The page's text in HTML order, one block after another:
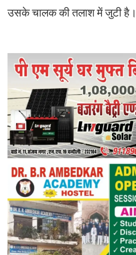
उसके चालक की तलाश में जुटी है।